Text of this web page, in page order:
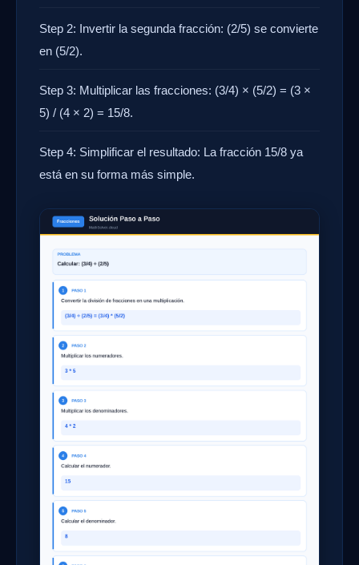
Step 2: Invertir la segunda fracción: (2/5) se convierte
en (5/2).
Step 3: Multiplicar las fracciones: (3/4) × (5/2) = (3 ×
5) / (4 × 2) = 15/8.
Step 4: Simplificar el resultado: La fracción 15/8 ya
está en su forma más simple.